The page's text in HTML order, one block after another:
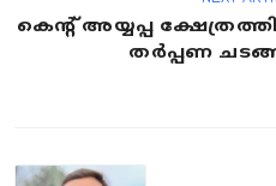
കെന്റ് അയ്യപ്പ
തർപ്പണ